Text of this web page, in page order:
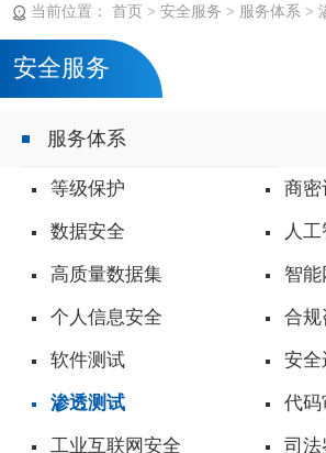
当前位置： 首页> 安全服务 > 服务体系 >
安全服务
服务体系
等级保护 商密
数据安全 人
高质量数据集 智能
个人信息安全 合规
软件测试 安全
渗透测试 代码
工业互联网安全 司法